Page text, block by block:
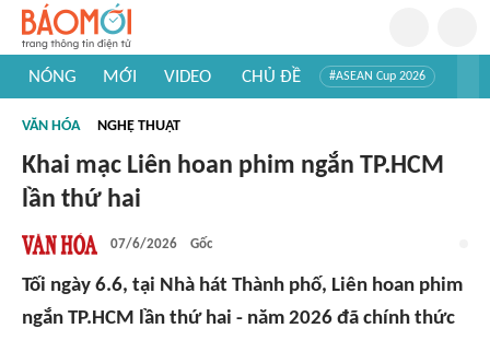
NÓNG MỚI VIDEO CHỦ ĐỀ #ASEAN Cup 2026
#Khám phá thế giới
VĂN HÓA NGHỆ THUẬT
Khai mạc Liên hoan phim ngắn TP.HCM
lần thứ hai
07/6/2026 Gốc
Tối ngày 6.6, tại Nhà hát Thành phố, Liên hoan phim
ngắn TP.HCM lần thứ hai - năm 2026 đã chính thức